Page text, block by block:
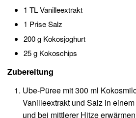
1 TL Vanilleextrakt
1 Prise Salz
200 g Kokosjoghurt
25 g Kokoschips
Zubereitung
Ube-Püree mit 300 ml
Vanilleextrakt und Salz in
und bei mittlerer Hitze